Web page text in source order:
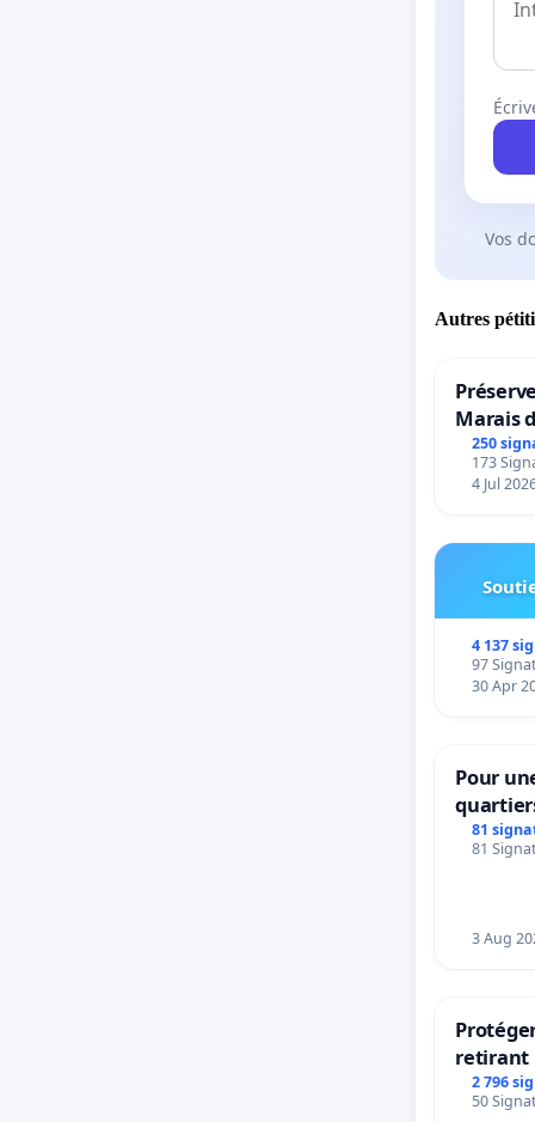
Vos
Autres
Marais
250
173
4 Jul
4 137
97
30 Apr
Pour
81
81
3 Aug
retirant
rayons
2 796
50